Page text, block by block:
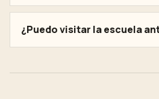
¿Puedo visitar la escuela